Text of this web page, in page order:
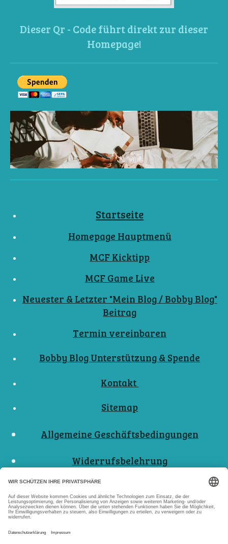
Dieser Qr - Code führt direkt zur dieser
Homepage!
Startseite
Homepage Hauptmenü
MCF Kicktipp
MCF Game Live
Neuester & Letzter "Mein Blog / Bobby Blog"
Beitrag
Termin vereinbaren
Bobby Blog Unterstützung & Spende
Kontakt
Sitemap
Allgemeine Geschäftsbedingungen
Widerrufsbelehrung
Nutzungsbedingungen
Datenschutzerklärungen